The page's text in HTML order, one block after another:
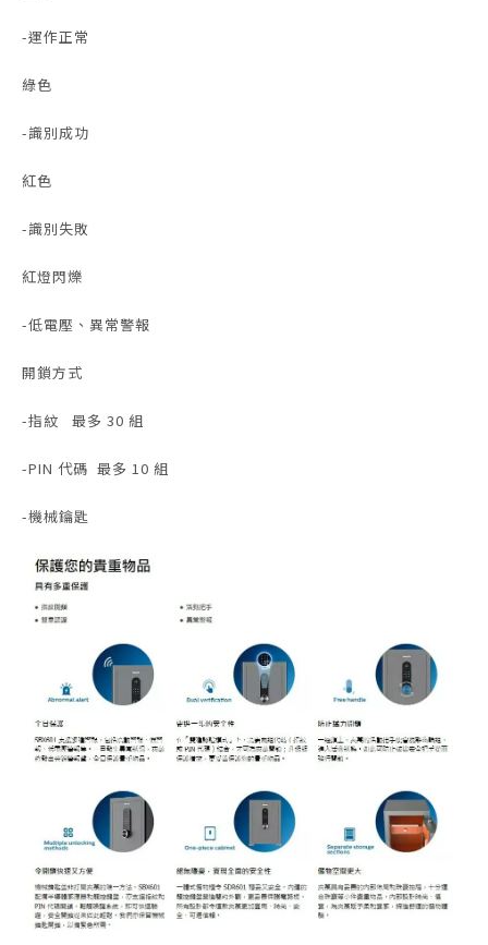
-運作正常
綠色
-識別成功
紅色
-識別失敗
紅燈閃爍
-低電壓、異常警報
開鎖方式
-指紋 最多 30 組
-PIN 代碼 最多 10 組
-機械鑰匙